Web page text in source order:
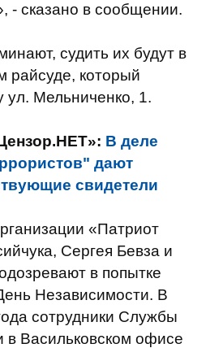
- сказано в сообщении.
судить их будут в
райсуде, который
ул. Мельниченко, 1.
В деле
дают
свидетели
«Патриот
Сергея Бевза и
в попытке
Независимости. В
сотрудники Службы
в Васильковском офисе